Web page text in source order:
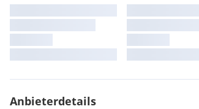
Anbieterdetails